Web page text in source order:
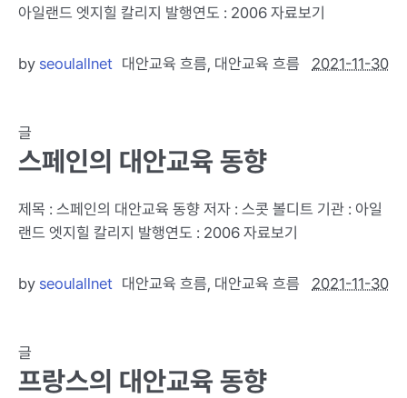
아일랜드 엣지힐 칼리지 발행연도 : 2006 자료보기
2021-11-30
by seoulallnet 대안교육 흐름, 대안교육 흐름
글
스페인의 대안교육 동향
제목 : 스페인의 대안교육 동향 저자 : 스콧 볼디트 기관 : 아일
랜드 엣지힐 칼리지 발행연도 : 2006 자료보기
2021-11-30
by seoulallnet 대안교육 흐름, 대안교육 흐름
글
프랑스의 대안교육 동향